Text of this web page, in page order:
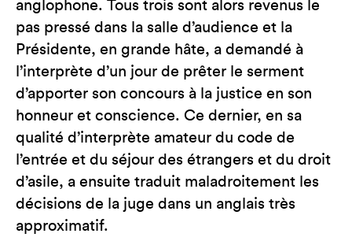
anglophone. Tous trois sont alors revenus le
pas pressé dans la salle d’audience et la
Présidente, en grande hâte, a demandé à
l’interprète d’un jour de prêter le serment
d’apporter son concours à la justice en son
honneur et conscience. Ce dernier, en sa
qualité d’interprète amateur du code de
l’entrée et du séjour des étrangers et du droit
d’asile, a ensuite traduit maladroitement les
décisions de la juge dans un anglais très
approximatif.